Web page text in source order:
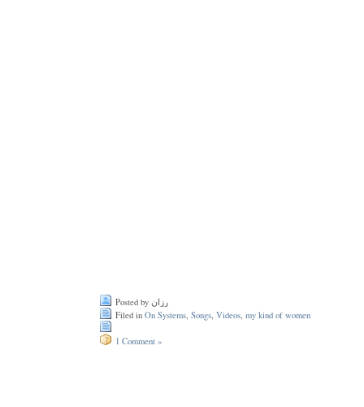
Posted by رزان
Filed in On Systems Songs Videos my kind of women
1 Comment »